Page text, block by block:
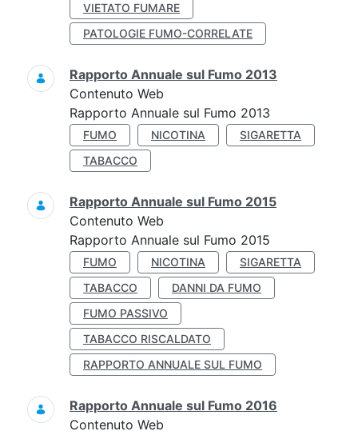
VIETATO FUMARE
PATOLOGIE FUMO-CORRELATE
Rapporto Annuale sul Fumo 2013
Contenuto Web
Rapporto Annuale sul Fumo 2013
FUMO NICOTINA
SIGARETTA
TABACCO
Rapporto Annuale sul Fumo 2015
Contenuto Web
Rapporto Annuale sul Fumo 2015
FUMO NICOTINA
SIGARETTA
TABACCO
DANNI DA FUMO
FUMO PASSIVO
TABACCO RISCALDATO
RAPPORTO ANNUALE SUL FUMO
Rapporto Annuale sul Fumo 2016
Contenuto Web